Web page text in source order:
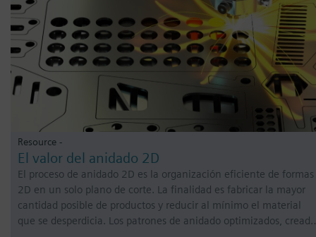
Resource -
El valor del anidado 2D
El proceso de anidado 2D es la organización eficiente de formas
2D en un solo plano de corte. La finalidad es fabricar la mayor
cantidad posible de productos y reducir al mínimo el material
que se desperdicia. Los patrones de anidado optimizados,